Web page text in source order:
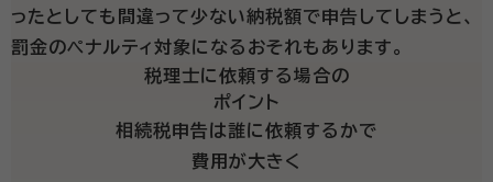
ったとしても間違って少ない納税額で申告してしまうと、
罰金のペナルティ対象になるおそれもあります。
税理士に依頼する場合の
ポイント
相続税申告は誰に依頼するかで
費用が大きく